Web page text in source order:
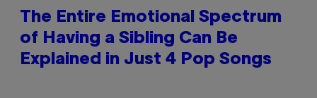
The Entire Emotional Spectrum
of Having a Sibling Can Be
Explained in Just 4 Pop Songs